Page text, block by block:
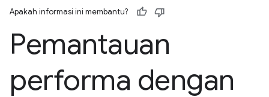
Apakah informasi ini membantu?
Pemantauan
performa dengan